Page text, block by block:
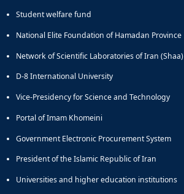
Student welfare fund
National Elite Foundation of Hamadan Province
Network of Scientific Laboratories of Iran (Shaa)
D-8 International University
Vice-Presidency for Science and Technology
Portal of Imam Khomeini
Government Electronic Procurement System
President of the Islamic Republic of Iran
Universities and higher education institutions